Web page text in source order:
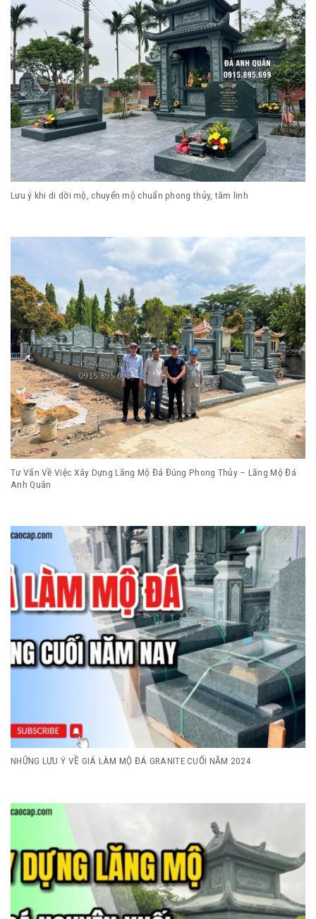
Lưu ý khi di dời mộ, chuyển mộ chuẩn phong thủy, tâm linh
Tư Vấn Về Việc Xây Dựng Lăng Mộ Đá Đúng Phong Thủy – Lăng Mộ Đá
Anh Quân
NHỮNG LƯU Ý VỀ GIÁ LÀM MỘ ĐÁ GRANITE CUỐI NĂM 2024